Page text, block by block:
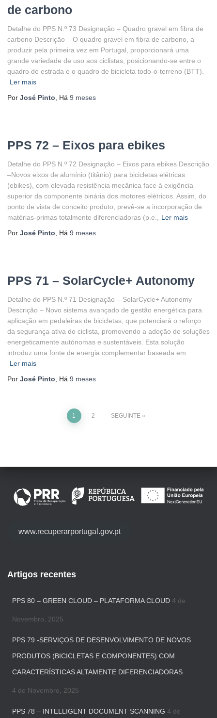
de carbono
Detalhe do PPS N.º 73 Designação – Quadro gravel em fibra de
carbono Descrição – O quadro gravel em fibra de carbono, a
produzir pela primeira vez em Portugal, proporcionará uma
grande variedade de uso aos ciclistas, posicionando-se entre o
quadro de estrada e o quadro de bicicleta todo-o-terreno (BTT).
Ler mais
Por José Pinto , Há 9 meses
PPS 72 – Eixos para ebikes
Detalhe do PPS N.º 72 Designação – Eixos para ebikes Descrição
–Novos eixos de alumínio (titânio) para bicicletas elétricas
(ebikes), com elevada resistência mecânica face à exigência
superior da componente binária dos motores elétricos. Assim, do
ponto de vista de conceito produto, prevê-se a incorporação de
matérias-primas totalmente diferenciadoras (p.e.,
Ler mais
Por José Pinto , Há 9 meses
PPS 71 – SolarCycle+ Autonomy
Detalhe do PPS N.º 71 Designação – SolarCycle+ Autonomy
Descrição – Novo sistema avançado de gestão energética para
aplicação em pedaleiras de bicicletas, que potenciará o reforço
da segurança ativa do ciclista, promovendo a adoção de soluções
energeticamente autónomas e sustentáveis. Esta solução
introduz uma fonte de energia complementar baseada em
Ler mais
Por José Pinto , Há 9 meses
1 2 SEGUINTE
www.recuperarportugal.gov.pt
Artigos recentes
PPS 80 – GREEN CLOUD – PLATAFORMA CLOUD 4 de
Novembro, 2025
PPS 79 -SERVIÇOS DE DESENVOLVIMENTO DE NOVOS
PRODUTOS (BICICLETAS E COMPONENTES) COM
CARACTERÍSTICAS ALTAMENTE DIFERENCIADORAS
4 de Novembro, 2025
PPS 78 – INTELLIGENT DOCUMENT SCANNING 4 de